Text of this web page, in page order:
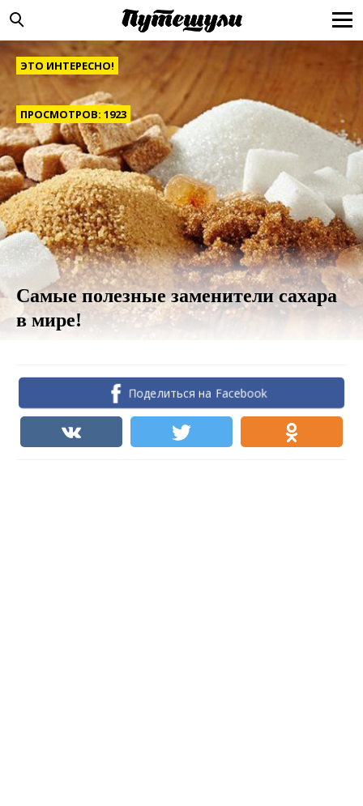
ЭТО ИНТЕРЕСНО!
ПРОСМОТРОВ: 1923
Самые полезные заменители сахара
в мире!
Поделиться на Facebook